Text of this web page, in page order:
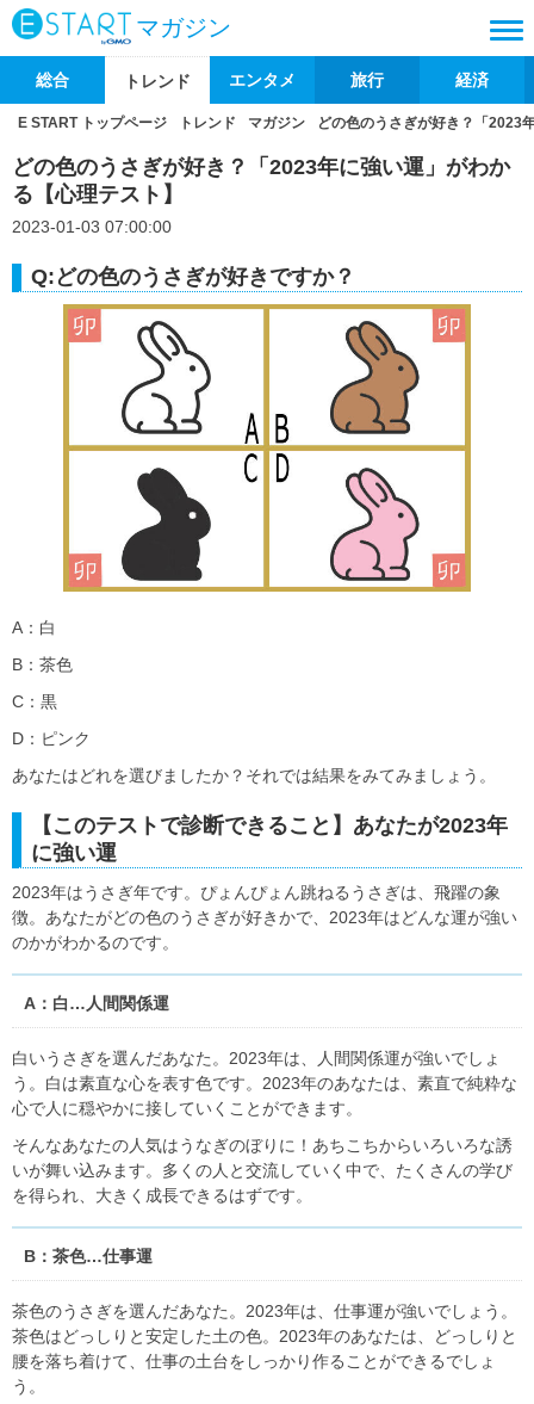
マガジン
総合 トレンド エンタメ 旅行 経済
E START トップページ トレンド マガジン どの色のうさぎが好き？「2023
どの色のうさぎが好き？「2023年に強い運」がわか
る【心理テスト】
2023-01-03 07:00:00
Q:どの色のうさぎが好きですか？
A：白
B：茶色
C：黒
D：ピンク
あなたはどれを選びましたか？それでは結果をみてみましょう。
【このテストで診断できること】あなたが2023年
に強い運
2023年はうさぎ年です。ぴょんぴょん跳ねるうさぎは、飛躍の象
徴。あなたがどの色のうさぎが好きかで、2023年はどんな運が強い
のかがわかるのです。
A：白…人間関係運
白いうさぎを選んだあなた。2023年は、人間関係運が強いでしょ
う。白は素直な心を表す色です。2023年のあなたは、素直で純粋な
心で人に穏やかに接していくことができます。
そんなあなたの人気はうなぎのぼりに！あちこちからいろいろな誘
いが舞い込みます。多くの人と交流していく中で、たくさんの学び
を得られ、大きく成長できるはずです。
B：茶色…仕事運
茶色のうさぎを選んだあなた。2023年は、仕事運が強いでしょう。
茶色はどっしりと安定した土の色。2023年のあなたは、どっしりと
腰を落ち着けて、仕事の土台をしっかり作ることができるでしょ
う。